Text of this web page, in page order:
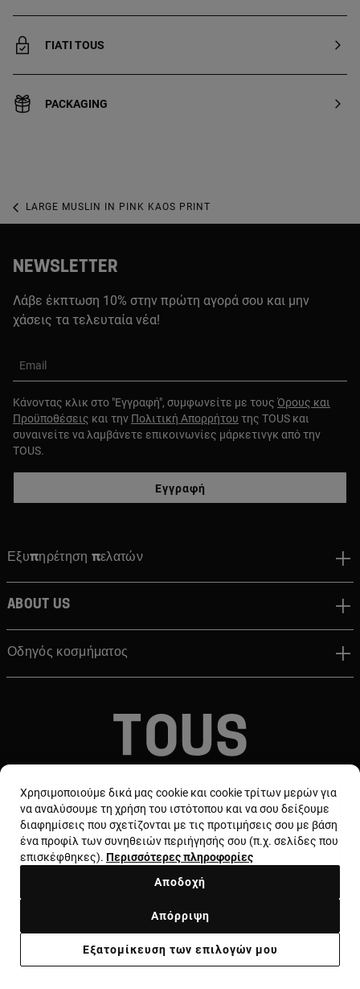
ΓΙΑΤΙ TOUS
PACKAGING
LARGE MUSLIN IN PINK KAOS PRINT
NEWSLETTER
Λάβε έκπτωση 10% στην πρώτη αγορά σου και μην
χάσεις τα τελευταία νέα!
Email
Κάνοντας κλικ στο "Εγγραφή", συμφωνείτε με τους Όρους και
Προϋποθέσεις και την Πολιτική Απορρήτου της TOUS και
συναινείτε να λαμβάνετε επικοινωνίες μάρκετινγκ από την
TOUS.
Εγγραφή
Εξυπηρέτηση πελατών
About us
Οδηγός κοσμήματος
Χώρα και νόμισμα:
Όροι και προϋποθέσεις Χρήση και πολιτική απορρήτου
Χρησιμοποιούμε δικά μας cookie και cookie τρίτων μερών για
να αναλύσουμε τη χρήση του ιστότοπου και να σου δείξουμε
διαφημίσεις που σχετίζονται με τις προτιμήσεις σου με βάση
ένα προφίλ των συνηθειών περιήγησής σου (π.χ. σελίδες που
επισκέφθηκες). Περισσότερες πληροφορίες
Εξατομίκευση των επιλογών μου
Απόρριψη
Αποδοχή